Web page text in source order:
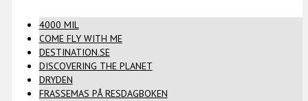
4000 MIL
COME FLY WITH ME
DESTINATION.SE
DISCOVERING THE PLANET
DRYDEN
FRASSEMAS PÅ RESDAGBOKEN